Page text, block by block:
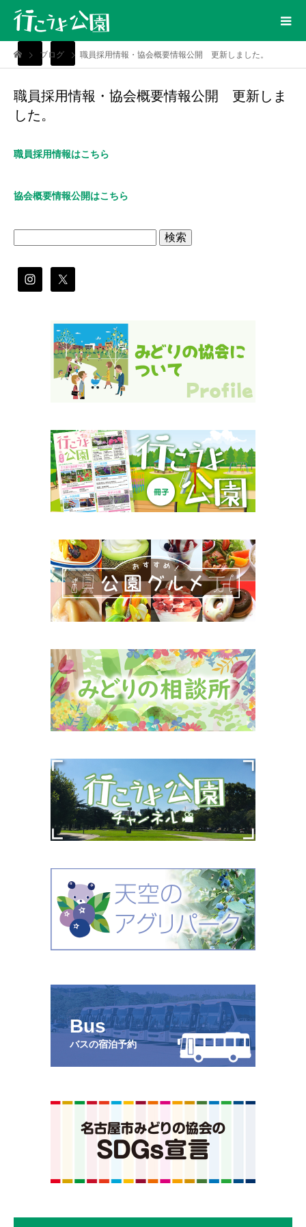
ブログ 職員採用情報・協会概要情報公開 更新しました。
職員採用情報・協会概要情報公開 更新しま
した。
職員採用情報はこちら
協会概要情報公開はこちら
Bus
バスの宿泊予約